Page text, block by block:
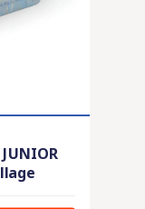
JUNIOR